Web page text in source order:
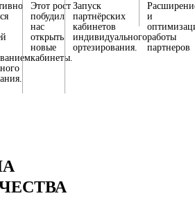
Этот рост
побудил
нас
открыть
новые
кабинеты.
Запуск
партнёрских
кабинетов
индивидуального
ортезирования.
и
работы
партнеров